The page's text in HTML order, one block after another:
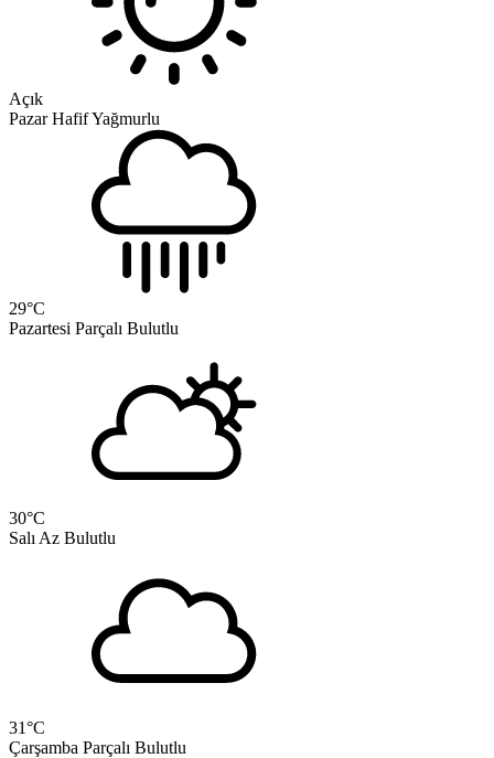
Açık
Pazar Hafif Yağmurlu
29°C
Pazartesi Parçalı Bulutlu
30°C
Salı Az Bulutlu
31°C
Çarşamba Parçalı Bulutlu